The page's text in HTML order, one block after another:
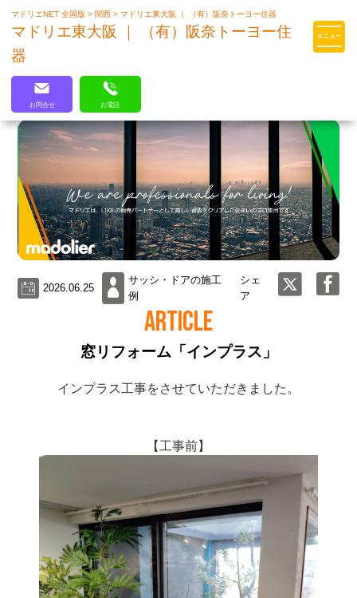
マドリエはLIXILの厳しい基準を
クリアした住まいのプロ集団です
マドリエNET 全国版> 関西>マドリエ東大阪 ｜ （有）阪奈トーヨー住器
マドリエ東大阪 ｜ （有）阪奈トーヨー住
器
お問合せ お電話
2026.06.25
サッシ・ドアの施工
例
シェ
ア
ARTICLE
窓リフォーム「インプラス」